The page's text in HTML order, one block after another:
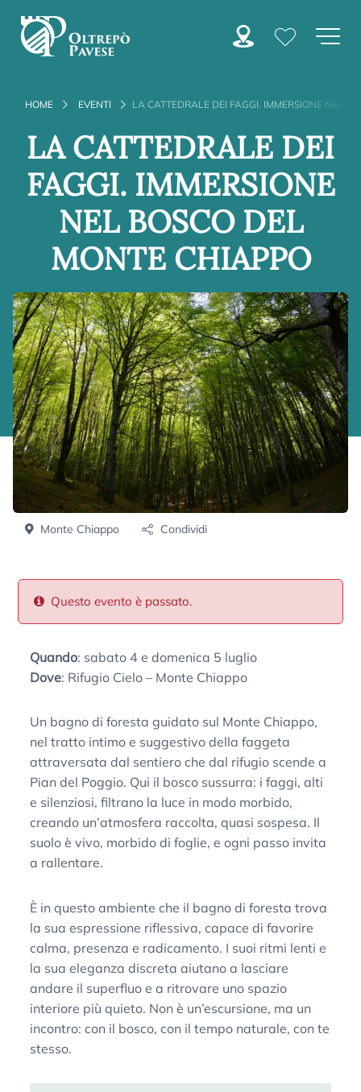
HOME EVENTI LA CATTEDRALE DEI FAGGI. IMMERSIONE NEL
LA CATTEDRALE DEI
FAGGI. IMMERSIONE
NEL BOSCO DEL
MONTE CHIAPPO
Monte Chiappo Condividi
Questo evento è passato.
Quando: sabato 4 e domenica 5 luglio
Dove: Rifugio Cielo – Monte Chiappo
Un bagno di foresta guidato sul Monte Chiappo,
nel tratto intimo e suggestivo della faggeta
attraversata dal sentiero che dal rifugio scende a
Pian del Poggio. Qui il bosco sussurra: i faggi, alti
e silenziosi, filtrano la luce in modo morbido,
creando un’atmosfera raccolta, quasi sospesa. Il
suolo è vivo, morbido di foglie, e ogni passo invita
a rallentare.
È in questo ambiente che il bagno di foresta trova
la sua espressione riflessiva, capace di favorire
calma, presenza e radicamento. I suoi ritmi lenti e
la sua eleganza discreta aiutano a lasciare
andare il superfluo e a ritrovare uno spazio
interiore più quieto. Non è un’escursione, ma un
incontro: con il bosco, con il tempo naturale, con te
stesso.